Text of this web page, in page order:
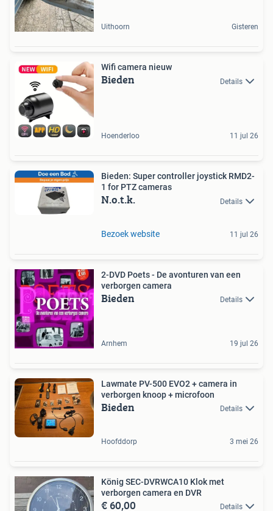
Uithoorn Gisteren
Wifi camera nieuw
Bieden Details
Hoenderloo 11 jul 26
Bieden: Super controller joystick RMD2-
1 for PTZ cameras
N.o.t.k. Details
Bezoek website 11 jul 26
2-DVD Poets - De avonturen van een
verborgen camera
Bieden Details
Arnhem 19 jul 26
Lawmate PV-500 EVO2 + camera in
verborgen knoop + microfoon
Bieden Details
Hoofddorp 3 mei 26
König SEC-DVRWCA10 Klok met
verborgen camera en DVR
€ 60,00 Details